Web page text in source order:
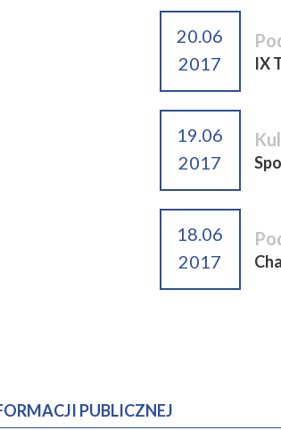
20.06
2017
IX
19.06
2017
18.06
2017
PUBLICZNEJ